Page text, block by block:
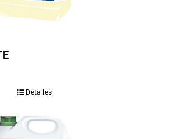
Detalles